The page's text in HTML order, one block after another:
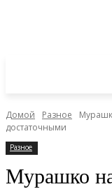
Домой Разное
достаточными
Разное
Мурашко